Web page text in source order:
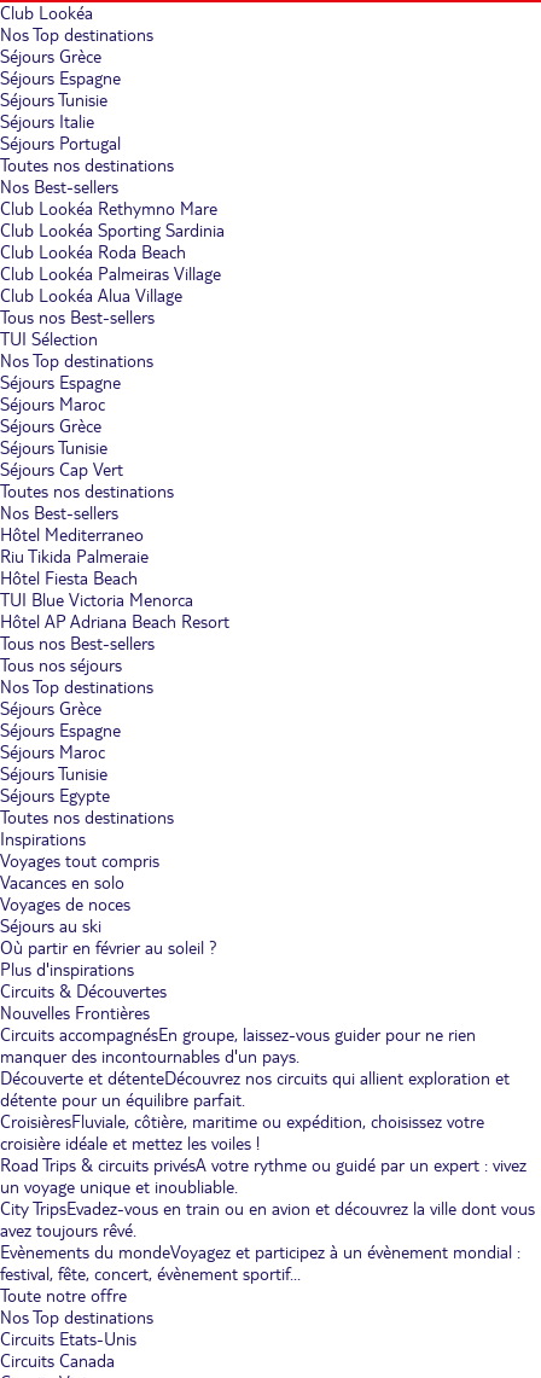
Club Lookéa
Nos Top destinations
Séjours Grèce
Séjours Espagne
Séjours Tunisie
Séjours Italie
Séjours Portugal
Toutes nos destinations
Nos Best-sellers
Club Lookéa Rethymno Mare
Club Lookéa Sporting Sardinia
Club Lookéa Roda Beach
Club Lookéa Palmeiras Village
Club Lookéa Alua Village
Tous nos Best-sellers
TUI Sélection
Nos Top destinations
Séjours Espagne
Séjours Maroc
Séjours Grèce
Séjours Tunisie
Séjours Cap Vert
Toutes nos destinations
Nos Best-sellers
Hôtel Mediterraneo
Riu Tikida Palmeraie
Hôtel Fiesta Beach
TUI Blue Victoria Menorca
Hôtel AP Adriana Beach Resort
Tous nos Best-sellers
Tous nos séjours
Nos Top destinations
Séjours Grèce
Séjours Espagne
Séjours Maroc
Séjours Tunisie
Séjours Egypte
Toutes nos destinations
Inspirations
Voyages tout compris
Vacances en solo
Voyages de noces
Séjours au ski
Où partir en février au soleil ?
Plus d'inspirations
Circuits & Découvertes
Nouvelles Frontières
Circuits accompagnésEn groupe, laissez-vous guider pour ne rien
manquer des incontournables d'un pays.
Découverte et détenteDécouvrez nos circuits qui allient exploration et
détente pour un équilibre parfait.
CroisièresFluviale, côtière, maritime ou expédition, choisissez votre
croisière idéale et mettez les voiles !
Road Trips & circuits privésA votre rythme ou guidé par un expert : vivez
un voyage unique et inoubliable.
City TripsEvadez-vous en train ou en avion et découvrez la ville dont vous
avez toujours rêvé.
Evènements du mondeVoyagez et participez à un évènement mondial :
festival, fête, concert, évènement sportif...
Toute notre offre
Nos Top destinations
Circuits Etats-Unis
Circuits Canada